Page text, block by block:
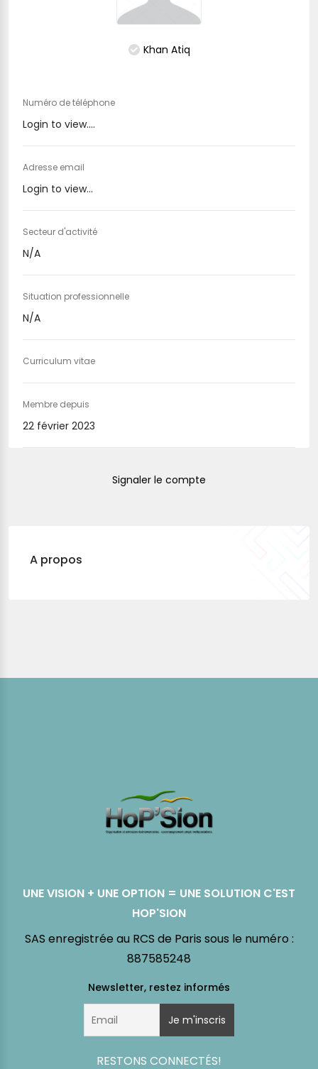
Khan Atiq
Numéro de téléphone
Login to view....
Adresse email
Login to view...
Secteur d'activité
N/A
Situation professionnelle
N/A
Curriculum vitae
Membre depuis
22 février 2023
Signaler le compte
A propos
UNE VISION + UNE OPTION = UNE SOLUTION C'EST
HOP'SION
SAS enregistrée au RCS de Paris sous le numéro :
887585248
RESTONS CONNECTÉS!